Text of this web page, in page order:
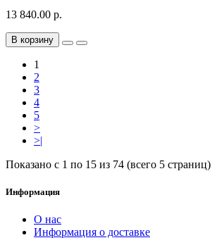
13 840.00 р.
В корзину
1
2
3
4
5
>
>|
Показано с 1 по 15 из 74 (всего 5 страниц)
Информация
О нас
Информация о доставке